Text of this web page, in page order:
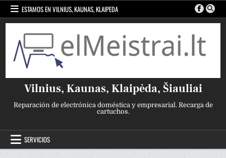
contenido
ESTAMOS EN VILNIUS, KAUNAS, KLAIPEDA
Vilnius, Kaunas, Klaipėda, Šiauliai
Reparación de electrónica doméstica y empresarial. Recarga de
cartuchos.
SERVICIOS